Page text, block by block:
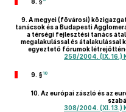
9. A megyei (fővárosi)
tanácsok és a Budapesti
a térségi fejlesztési tanács
megalakulással és átalakulással
egyeztető fórumok
258/2004. (IX. 16.)
9. §10
10. Az európai zászló és az
308/2004. (XI. 13.)